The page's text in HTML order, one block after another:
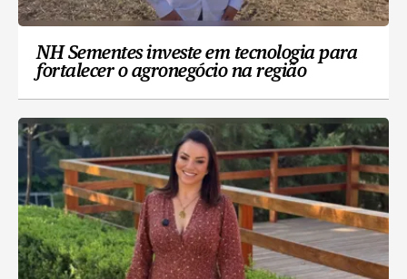
NH Sementes investe em tecnologia para
fortalecer o agronegócio na região